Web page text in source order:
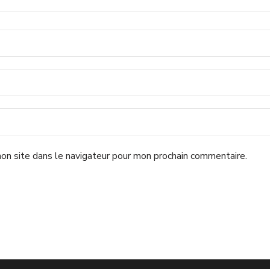
site dans le navigateur pour mon prochain commentaire.